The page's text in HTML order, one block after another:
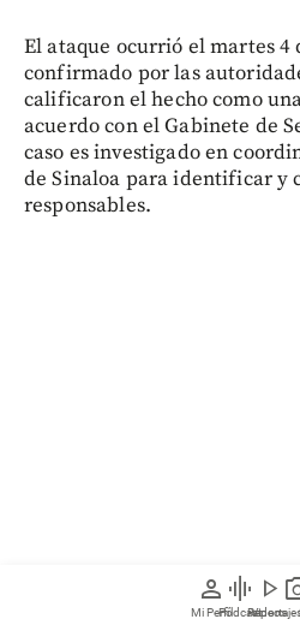
person
Mi Perfil
graphic_eq
Pódcast
play_arrow
Videos
El ataque ocurrió el martes 4
confirmado por las
calificaron el hecho como
acuerdo con el Gabinete de
caso es investigado en
de Sinaloa para identificar y
responsables.
Según la información oficial,